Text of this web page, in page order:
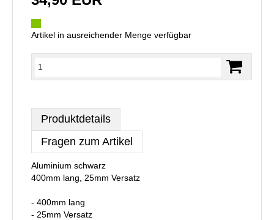
Artikel in ausreichender Menge verfügbar
Produktdetails
Fragen zum Artikel
Aluminium schwarz
400mm lang, 25mm Versatz
- 400mm lang
- 25mm Versatz